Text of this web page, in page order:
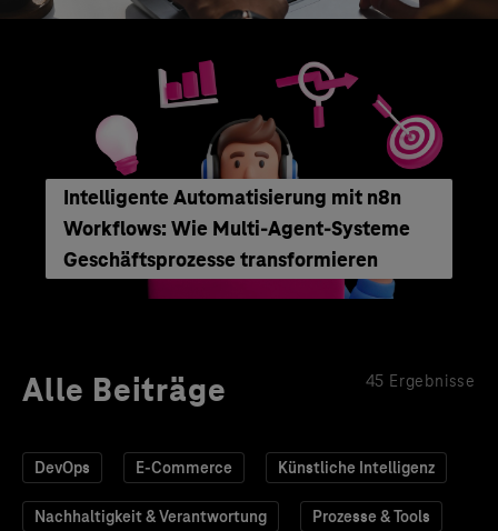
Intelligente Automatisierung mit n8n
Workflows: Wie Multi-Agent-Systeme
Geschäftsprozesse transformieren
Alle Beiträge 45 Ergebnisse
DevOps E-Commerce Künstliche Intelligenz
Nachhaltigkeit & Verantwortung Prozesse & Tools